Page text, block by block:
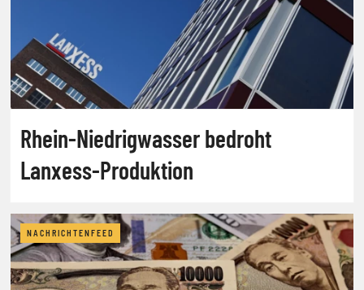
Rhein-Niedrigwasser bedroht
Lanxess-Produktion
NACHRICHTENFEED